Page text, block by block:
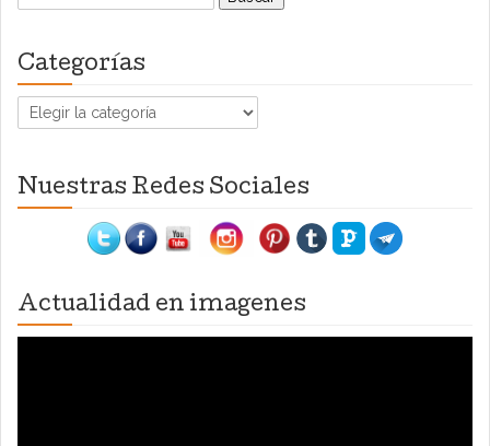
Categorías
Categorías
Nuestras Redes Sociales
Actualidad en imagenes